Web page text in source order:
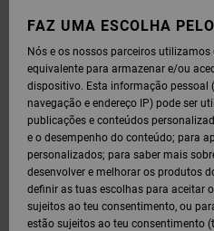
FAZ UMA ESCOLHA
Nós e os nossos parceiros
equivalente para armazenar e/ou
dispositivo. Esta informação pessoal
navegação e endereço IP) pode ser
publicações e conteúdos
e o desempenho do conteúdo; para
personalizados; para saber mais
desenvolver e melhorar os produtos
definir as tuas escolhas para aceitar
sujeitos ao teu consentimento, ou
estão sujeitos ao teu consentimento